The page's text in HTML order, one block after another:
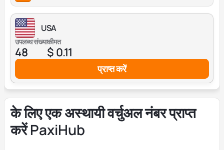
USA
उपलब्ध संख्या
48
कीमत
$ 0.11
प्राप्त करें
के लिए एक अस्थायी वर्चुअल नंबर प्राप्त
करें PaxiHub